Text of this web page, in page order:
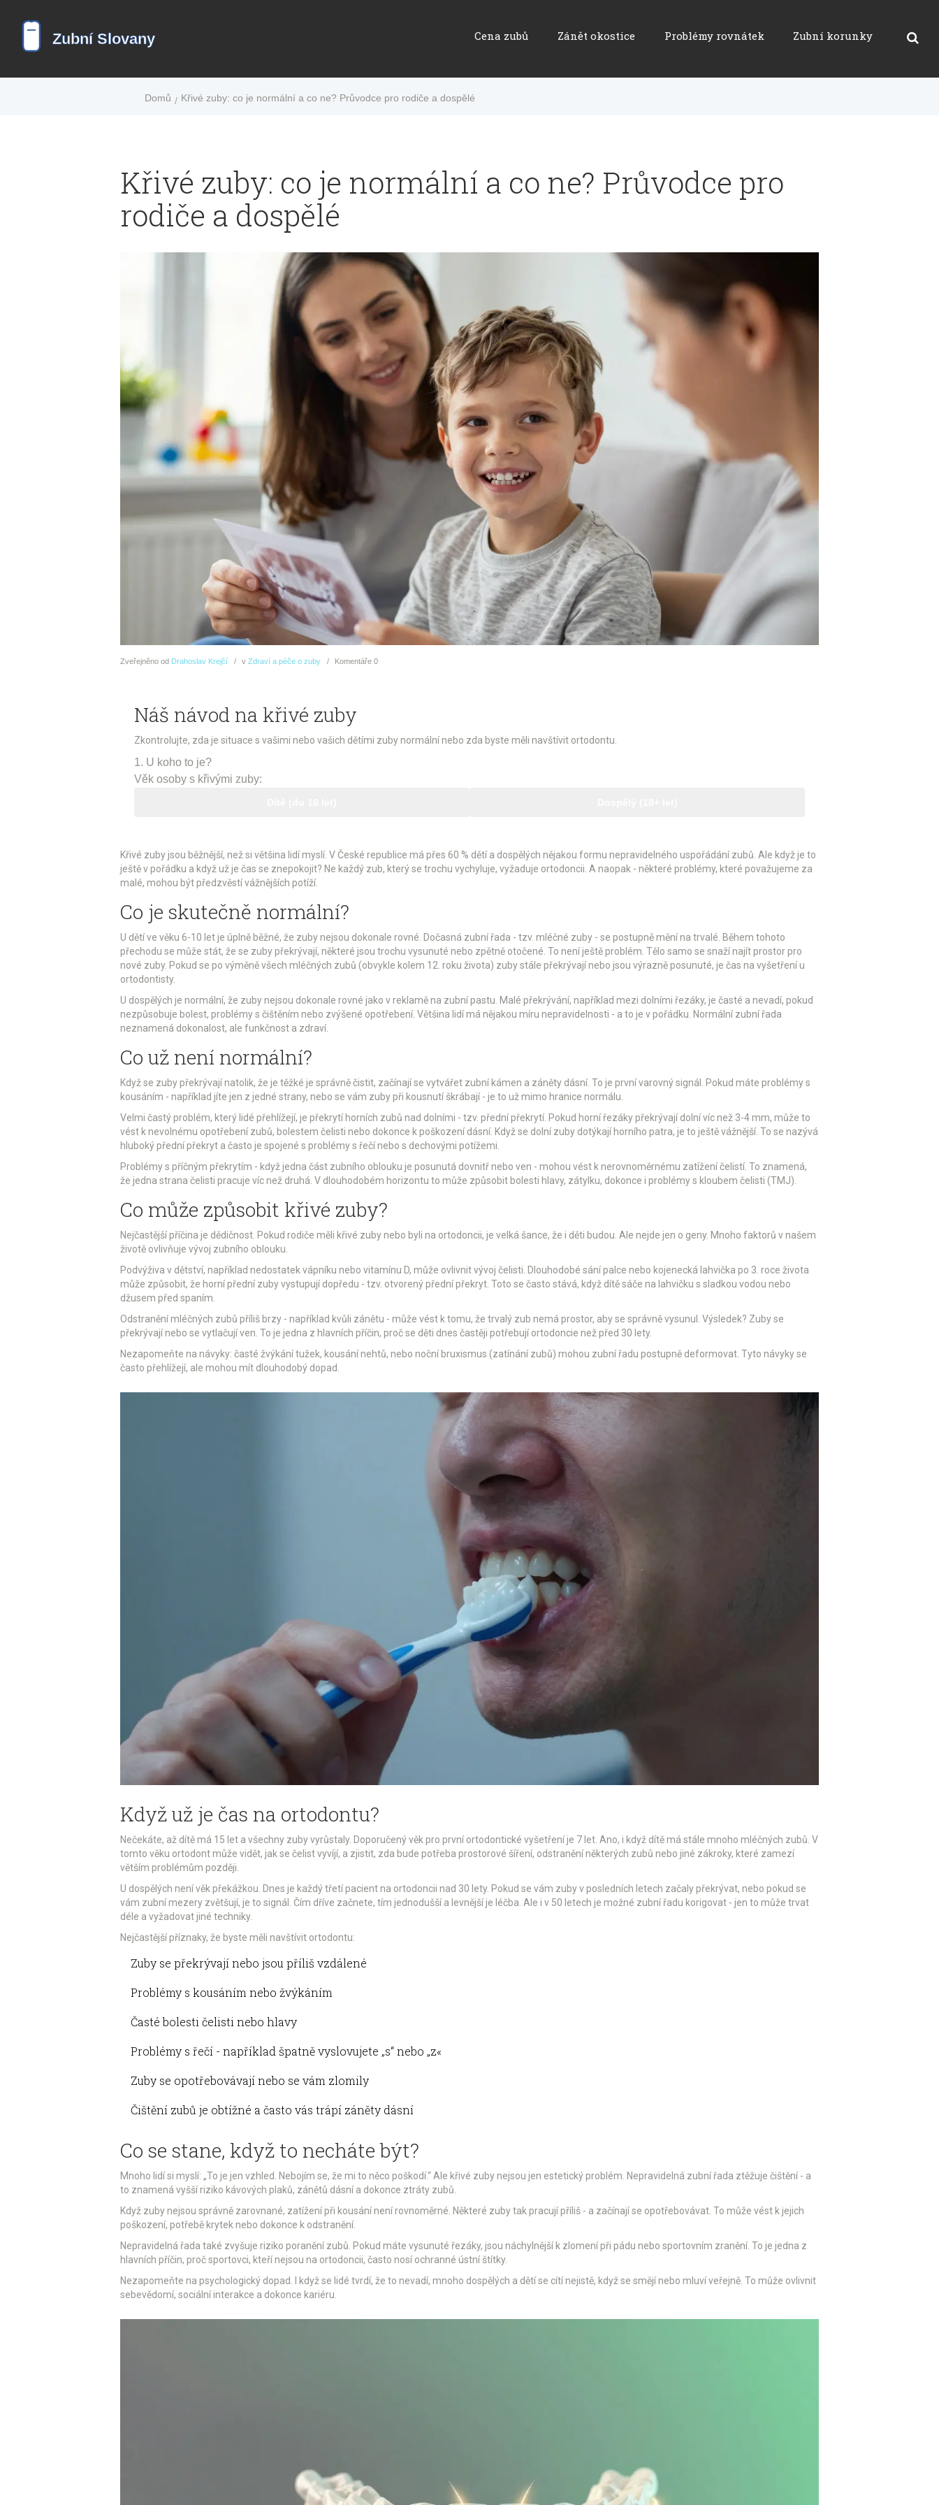
Cena zubů Zánět okostice Problémy rovnátek Zubní korunky
Domů Křivé zuby: co je normální a co ne? Průvodce pro rodiče a dospělé
Křivé zuby: co je normální a co ne? Průvodce pro
rodiče a dospělé
Zveřejněno od Drahoslav Krejčí v Zdraví a péče o zuby Komentáře 0
Náš návod na křivé zuby
Zkontrolujte, zda je situace s vašimi nebo vašich dětími zuby normální nebo zda byste měli navštívit ortodontu.
1. U koho to je?
Věk osoby s křivými zuby:
Křivé zuby jsou běžnější, než si většina lidí myslí. V České republice má přes 60 % dětí a dospělých nějakou formu nepravidelného uspořádání zubů. Ale když je to
ještě v pořádku a když už je čas se znepokojit? Ne každý zub, který se trochu vychyluje, vyžaduje ortodoncii. A naopak - některé problémy, které považujeme za
malé, mohou být předzvěstí vážnějších potíží.
Co je skutečně normální?
U dětí ve věku 6-10 let je úplně běžné, že zuby nejsou dokonale rovné. Dočasná zubní řada - tzv. mléčné zuby - se postupně mění na trvalé. Během tohoto
přechodu se může stát, že se zuby překrývají, některé jsou trochu vysunuté nebo zpětně otočené. To není ještě problém. Tělo samo se snaží najít prostor pro
nové zuby. Pokud se po výměně všech mléčných zubů (obvykle kolem 12. roku života) zuby stále překrývají nebo jsou výrazně posunuté, je čas na vyšetření u
ortodontisty.
U dospělých je normální, že zuby nejsou dokonale rovné jako v reklamě na zubní pastu. Malé překrývání, například mezi dolními řezáky, je časté a nevadí, pokud
nezpůsobuje bolest, problémy s čištěním nebo zvýšené opotřebení. Většina lidí má nějakou míru nepravidelnosti - a to je v pořádku. Normální zubní řada
neznamená dokonalost, ale funkčnost a zdraví.
Co už není normální?
Když se zuby překrývají natolik, že je těžké je správně čistit, začínají se vytvářet zubní kámen a záněty dásní. To je první varovný signál. Pokud máte problémy s
kousáním - například jíte jen z jedné strany, nebo se vám zuby při kousnutí škrábají - je to už mimo hranice normálu.
Velmi častý problém, který lidé přehlížejí, je překrytí horních zubů nad dolními - tzv. přední překrytí. Pokud horní řezáky překrývají dolní víc než 3-4 mm, může to
vést k nevolnému opotřebení zubů, bolestem čelisti nebo dokonce k poškození dásní. Když se dolní zuby dotýkají horního patra, je to ještě vážnější. To se nazývá
hluboký přední překryt a často je spojené s problémy s řečí nebo s dechovými potížemi.
Problémy s příčným překrytím - když jedna část zubního oblouku je posunutá dovnitř nebo ven - mohou vést k nerovnoměrnému zatížení čelistí. To znamená,
že jedna strana čelisti pracuje víc než druhá. V dlouhodobém horizontu to může způsobit bolesti hlavy, zátylku, dokonce i problémy s kloubem čelisti (TMJ).
Co může způsobit křivé zuby?
Nejčastější příčina je dědičnost. Pokud rodiče měli křivé zuby nebo byli na ortodoncii, je velká šance, že i děti budou. Ale nejde jen o geny. Mnoho faktorů v našem
životě ovlivňuje vývoj zubního oblouku.
Podvýživa v dětství, například nedostatek vápníku nebo vitamínu D, může ovlivnit vývoj čelisti. Dlouhodobé sání palce nebo kojenecká lahvička po 3. roce života
může způsobit, že horní přední zuby vystupují dopředu - tzv. otvorený přední překryt. Toto se často stává, když dítě sáče na lahvičku s sladkou vodou nebo
džusem před spaním.
Odstranění mléčných zubů příliš brzy - například kvůli zánětu - může vést k tomu, že trvalý zub nemá prostor, aby se správně vysunul. Výsledek? Zuby se
překrývají nebo se vytlačují ven. To je jedna z hlavních příčin, proč se děti dnes častěji potřebují ortodoncie než před 30 lety.
Nezapomeňte na návyky: časté žvýkání tužek, kousání nehtů, nebo noční bruxismus (zatínání zubů) mohou zubní řadu postupně deformovat. Tyto návyky se
často přehlížejí, ale mohou mít dlouhodobý dopad.
Když už je čas na ortodontu?
Nečekáte, až dítě má 15 let a všechny zuby vyrůstaly. Doporučený věk pro první ortodontické vyšetření je 7 let. Ano, i když dítě má stále mnoho mléčných zubů. V
tomto věku ortodont může vidět, jak se čelist vyvíjí, a zjistit, zda bude potřeba prostorové šíření, odstranění některých zubů nebo jiné zákroky, které zamezí
větším problémům později.
U dospělých není věk překážkou. Dnes je každý třetí pacient na ortodoncii nad 30 lety. Pokud se vám zuby v posledních letech začaly překrývat, nebo pokud se
vám zubní mezery zvětšují, je to signál. Čím dříve začnete, tím jednodušší a levnější je léčba. Ale i v 50 letech je možné zubní řadu korigovat - jen to může trvat
déle a vyžadovat jiné techniky.
Nejčastější příznaky, že byste měli navštívit ortodontu:
Zuby se překrývají nebo jsou příliš vzdálené
Problémy s kousáním nebo žvýkáním
Časté bolesti čelisti nebo hlavy
Problémy s řečí - například špatně vyslovujete „s“ nebo „z«
Zuby se opotřebovávají nebo se vám zlomily
Čištění zubů je obtížné a často vás trápí záněty dásní
Co se stane, když to necháte být?
Mnoho lidí si myslí: „To je jen vzhled. Nebojím se, že mi to něco poškodí.“ Ale křivé zuby nejsou jen estetický problém. Nepravidelná zubní řada ztěžuje čištění - a
to znamená vyšší riziko kávových plaků, zánětů dásní a dokonce ztráty zubů.
Když zuby nejsou správně zarovnané, zatížení při kousání není rovnoměrné. Některé zuby tak pracují příliš - a začínají se opotřebovávat. To může vést k jejich
poškození, potřebě krytek nebo dokonce k odstranění.
Nepravidelná řada také zvyšuje riziko poranění zubů. Pokud máte vysunuté řezáky, jsou náchylnější k zlomení při pádu nebo sportovním zranění. To je jedna z
hlavních příčin, proč sportovci, kteří nejsou na ortodoncii, často nosí ochranné ústní štítky.
Nezapomeňte na psychologický dopad. I když se lidé tvrdí, že to nevadí, mnoho dospělých a dětí se cítí nejistě, když se smějí nebo mluví veřejně. To může ovlivnit
sebevědomí, sociální interakce a dokonce kariéru.